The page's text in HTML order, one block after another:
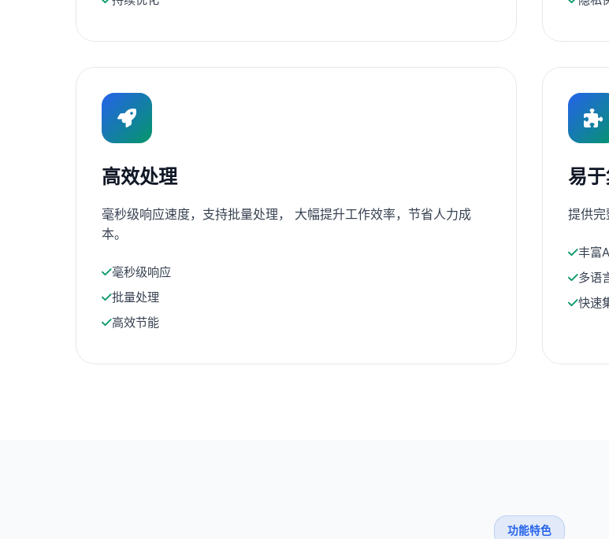
高效处理
毫秒级响应速度，支持批量处理， 大幅提升工作效率，节省人力成
本。
毫秒级响应
批量处理
高效节能
易
提供完
丰富
多语
快速
功能特色